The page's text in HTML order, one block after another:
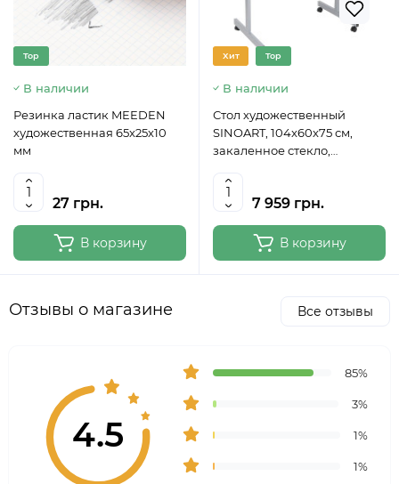
Top
В наличии
Резинка ластик MEEDEN
художественная 65x25x10
мм
27 грн.
В корзину
Хит Top
В наличии
Стол художественный
SINOART, 104x60x75 см,
закаленное стекло,
7 959 грн.
В корзину
Отзывы о магазине Все отзывы
4.5
85%
3%
1%
1%